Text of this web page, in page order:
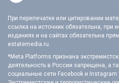
При перепечатке или цитировании
ссылка на источник обязательна, при
изданиях и на сайтах обязательна
estatemedia.ru.
*Meta Platforms признана
деятельность в России запрещена, а
социальные сети Facebook и